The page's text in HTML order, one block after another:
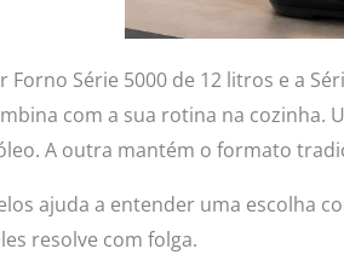
Série 5000 de 12 litros e a
com a sua rotina na cozinha.
A outra mantém o formato
ajuda a entender uma escolha
resolve com folga.